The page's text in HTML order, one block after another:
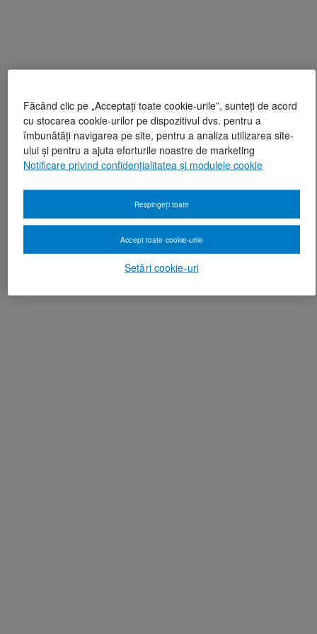
Făcând clic pe „Acceptați toate cookie-urile”, sunteți de acord
cu stocarea cookie-urilor pe dispozitivul dvs. pentru a
îmbunătăți navigarea pe site, pentru a analiza utilizarea site-
ului și pentru a ajuta eforturile noastre de marketing
Notificare privind confidențialitatea și modulele cookie
Setări cookie-uri
Respingeți toate
Accept toate cookie-urile